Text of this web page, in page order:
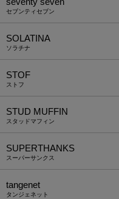
セブンティセブン
SOLATINA
ソラチナ
STOF
ストフ
STUD MUFFIN
スタッドマフィン
SUPERTHANKS
スーパーサンクス
tangenet
タンジェネット